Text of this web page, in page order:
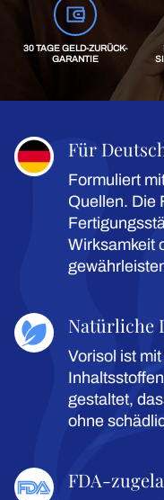
30 TAGE GELD-ZURÜCK-
GARANTIE
Für
Formuliert
Quellen. Die
Wirksamkeit
Natürliche
Vorisol ist
gestaltet,
ohne
FDA-